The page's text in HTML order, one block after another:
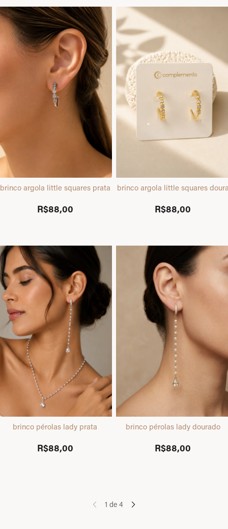
brinco argola little squares prata
R$88,00
brinco argola little squares
R$88,00
brinco pérolas lady prata
R$88,00
brinco pérolas lady dourado
R$88,00
1 de 4